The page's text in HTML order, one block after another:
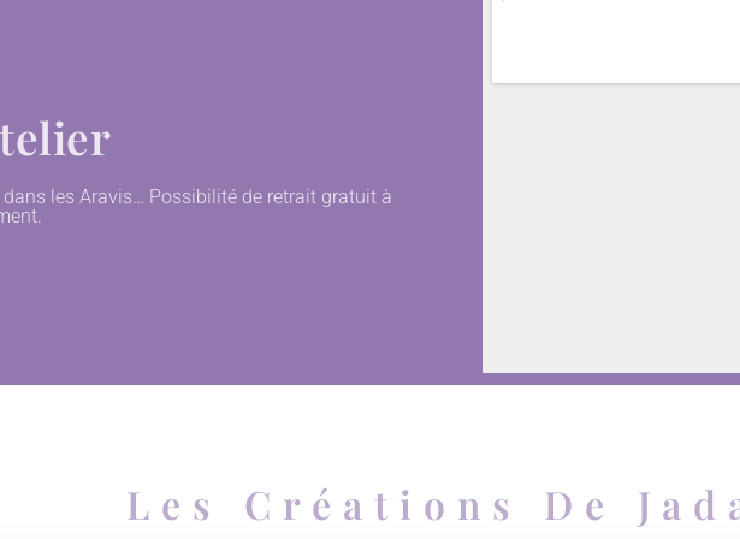
les Aravis… Possibilité de retrait gratuit à
Les Créations De